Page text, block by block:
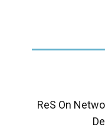
ReS On